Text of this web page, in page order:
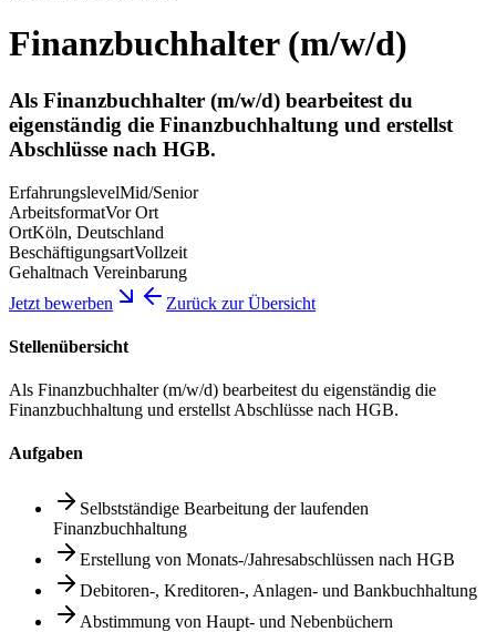
Finanzbuchhalter (m/w/d)
Als Finanzbuchhalter (m/w/d) bearbeitest du
eigenständig die Finanzbuchhaltung und erstellst
Abschlüsse nach HGB.
ErfahrungslevelMid/Senior
ArbeitsformatVor Ort
OrtKöln, Deutschland
BeschäftigungsartVollzeit
Gehaltnach Vereinbarung
Jetzt bewerben
Zurück zur Übersicht
Stellenübersicht
Als Finanzbuchhalter (m/w/d) bearbeitest du eigenständig die
Finanzbuchhaltung und erstellst Abschlüsse nach HGB.
Aufgaben
Selbstständige Bearbeitung der laufenden
Finanzbuchhaltung
Erstellung von Monats-/Jahresabschlüssen nach HGB
Debitoren-, Kreditoren-, Anlagen- und Bankbuchhaltung
Abstimmung von Haupt- und Nebenbüchern